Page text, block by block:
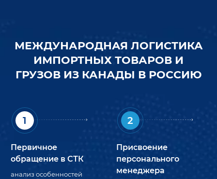
МЕЖДУНАРОДНАЯ ЛОГИСТИКА
ИМПОРТНЫХ ТОВАРОВ И
ГРУЗОВ ИЗ КАНАДЫ В РОССИЮ
1
Первичное
обращение в СТК
анализ особенностей
2
Присвоение
персонального
менеджера